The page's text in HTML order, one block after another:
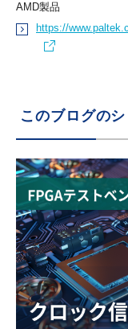
AMD製品
https://
このブログの